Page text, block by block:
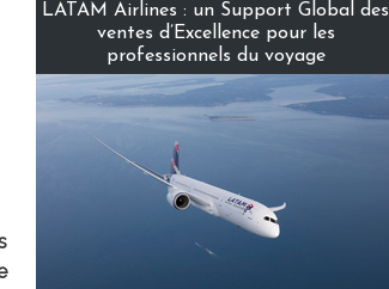
LATAM Airlines : un Support Global des
ventes d’Excellence pour les
professionnels du voyage